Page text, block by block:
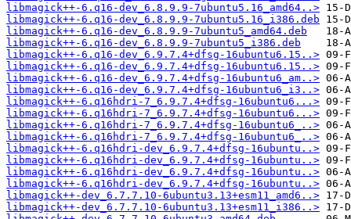
libmagick++-6.q16-dev_6.8.9.9-7ubuntu5.16_amd64..>
libmagick++-6.q16-dev_6.8.9.9-7ubuntu5.16_i386.deb
libmagick++-6.q16-dev_6.8.9.9-7ubuntu5_amd64.deb
libmagick++-6.q16-dev_6.8.9.9-7ubuntu5_i386.deb
libmagick++-6.q16-dev_6.9.7.4+dfsg-16ubuntu6.15..>
libmagick++-6.q16-dev_6.9.7.4+dfsg-16ubuntu6.15..>
libmagick++-6.q16-dev_6.9.7.4+dfsg-16ubuntu6_am..>
libmagick++-6.q16-dev_6.9.7.4+dfsg-16ubuntu6_i3..>
libmagick++-6.q16hdri-7_6.9.7.4+dfsg-16ubuntu6...>
libmagick++-6.q16hdri-7_6.9.7.4+dfsg-16ubuntu6...>
libmagick++-6.q16hdri-7_6.9.7.4+dfsg-16ubuntu6_..>
libmagick++-6.q16hdri-7_6.9.7.4+dfsg-16ubuntu6_..>
libmagick++-6.q16hdri-dev_6.9.7.4+dfsg-16ubuntu..>
libmagick++-6.q16hdri-dev_6.9.7.4+dfsg-16ubuntu..>
libmagick++-6.q16hdri-dev_6.9.7.4+dfsg-16ubuntu..>
libmagick++-6.q16hdri-dev_6.9.7.4+dfsg-16ubuntu..>
libmagick++-dev_6.7.7.10-6ubuntu3.13+esm11_amd6..>
libmagick++-dev_6.7.7.10-6ubuntu3.13+esm11_i386..>